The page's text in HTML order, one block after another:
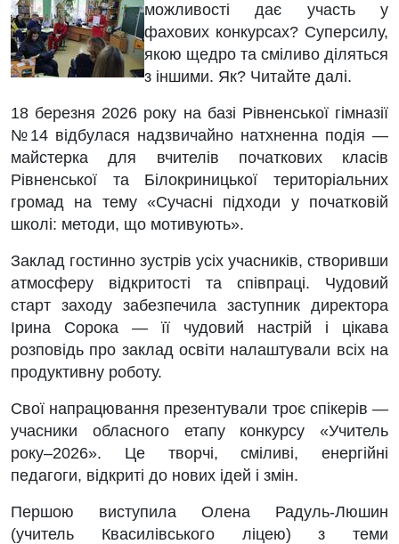
можливості дає участь у
фахових конкурсах? Суперсилу,
якою щедро та сміливо діляться
з іншими. Як? Читайте далі.
18 березня 2026 року на базі Рівненської гімназії
№14 відбулася надзвичайно натхненна подія —
майстерка для вчителів початкових класів
Рівненської та Білокриницької територіальних
громад на тему «Сучасні підходи у початковій
школі: методи, що мотивують».
Заклад гостинно зустрів усіх учасників, створивши
атмосферу відкритості та співпраці. Чудовий
старт заходу забезпечила заступник директора
Ірина Сорока — її чудовий настрій і цікава
розповідь про заклад освіти налаштували всіх на
продуктивну роботу.
Свої напрацювання презентували троє спікерів —
учасники обласного етапу конкурсу «Учитель
року–2026». Це творчі, сміливі, енергійні
педагоги, відкриті до нових ідей і змін.
Першою виступила Олена Радуль-Люшин
(учитель Квасилівського ліцею) з теми